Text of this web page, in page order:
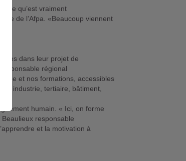
ce qu’est vraiment
de l’Afpa. «Beaucoup viennent
dans leur projet de
régional
et nos formations, accessibles
: industrie, tertiaire, bâtiment,
humain. « Ici, on forme
responsable
et la motivation à